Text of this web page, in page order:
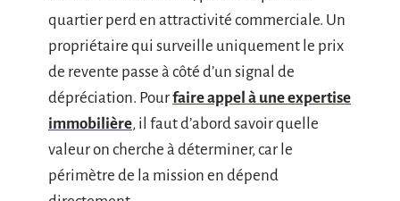
quartier perd en attractivité commerciale. Un
propriétaire qui surveille uniquement le prix
de revente passe à côté d’un signal de
dépréciation. Pourfaire appel à une expertise
immobilière, il faut d’abord savoir quelle
valeur on cherche à déterminer, car le
périmètre de la mission en dépend